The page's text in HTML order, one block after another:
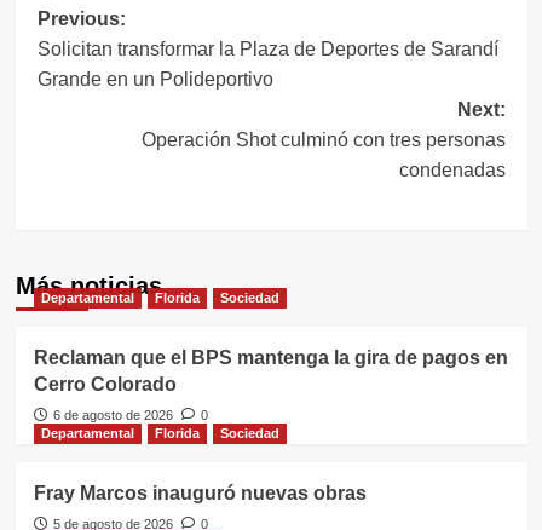
Navegación
de
Previous:
Solicitan transformar la Plaza de Deportes de Sarandí
Grande en un Polideportivo
Next:
Operación Shot culminó con tres personas
condenadas
Más noticias
Departamental Florida Sociedad
Reclaman que el BPS mantenga la gira de pagos en
Cerro Colorado
6 de agosto de 2026
0
Departamental
Florida Sociedad
Fray Marcos inauguró nuevas obras
5 de agosto de 2026
0